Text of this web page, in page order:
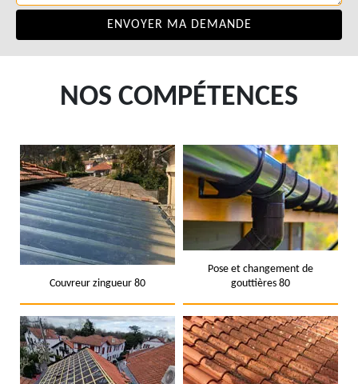
NOS COMPÉTENCES
Couvreur zingueur 80
Pose et changement de
gouttières 80